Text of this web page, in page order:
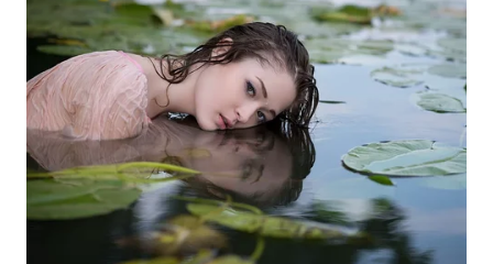
LABUANBAJO
WN
BORNEO
Wahana
Media
Group